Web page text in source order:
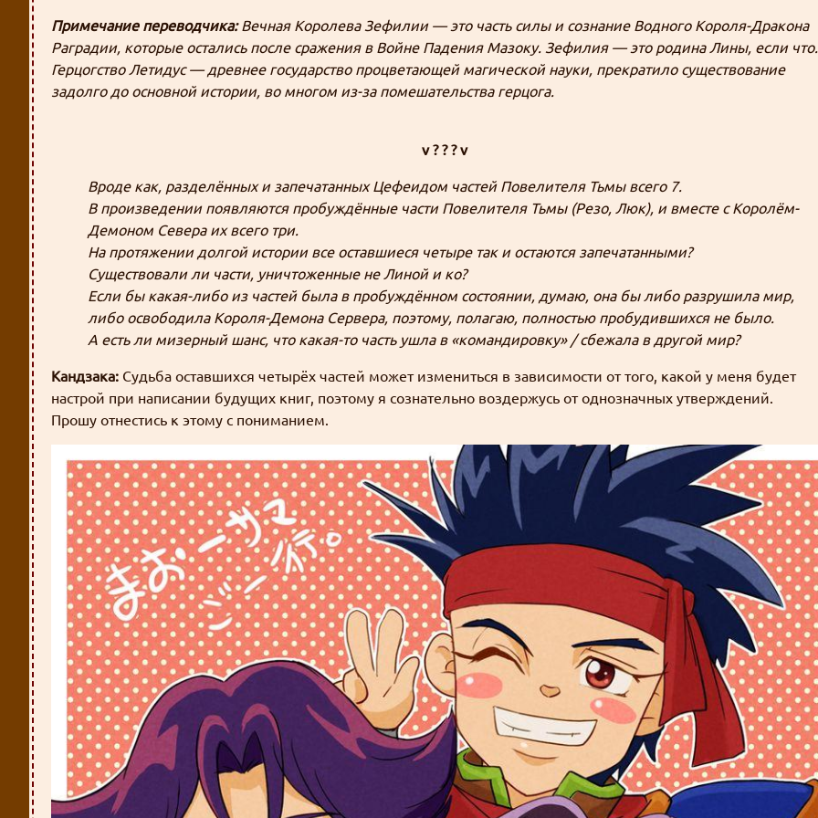
Примечание переводчика:Вечная Королева Зефилии — это часть силы и сознание Водного Короля-Дракона
Раградии, которые остались после сражения в Войне Падения Мазоку. Зефилия — это родина Лины, если что.
Герцогство Летидус — древнее государство процветающей магической науки, прекратило существование
задолго до основной истории, во многом из-за помешательства герцога.
v ? ? ? v
Вроде как, разделённых и запечатанных Цефеидом частей Повелителя Тьмы всего 7.
В произведении появляются пробуждённые части Повелителя Тьмы (Резо, Люк), и вместе с Королём-
Демоном Севера их всего три.
На протяжении долгой истории все оставшиеся четыре так и остаются запечатанными?
Существовали ли части, уничтоженные не Линой и ко?
Если бы какая-либо из частей была в пробуждённом состоянии, думаю, она бы либо разрушила мир,
либо освободила Короля-Демона Сервера, поэтому, полагаю, полностью пробудившихся не было.
А есть ли мизерный шанс, что какая-то часть ушла в «командировку» / сбежала в другой мир?
Кандзака: Судьба оставшихся четырёх частей может измениться в зависимости от того, какой у меня будет
настрой при написании будущих книг, поэтому я сознательно воздержусь от однозначных утверждений.
Прошу отнестись к этому с пониманием.